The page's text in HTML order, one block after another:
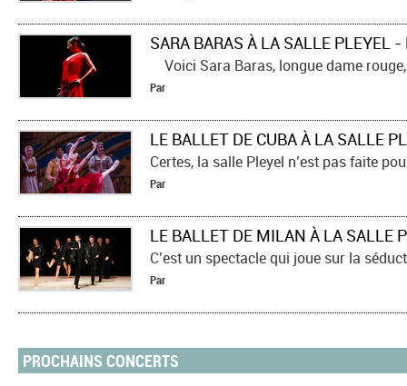
Voici Sara Baras, longue dame
Par
Par
Par
PROCHAINS CONCERTS